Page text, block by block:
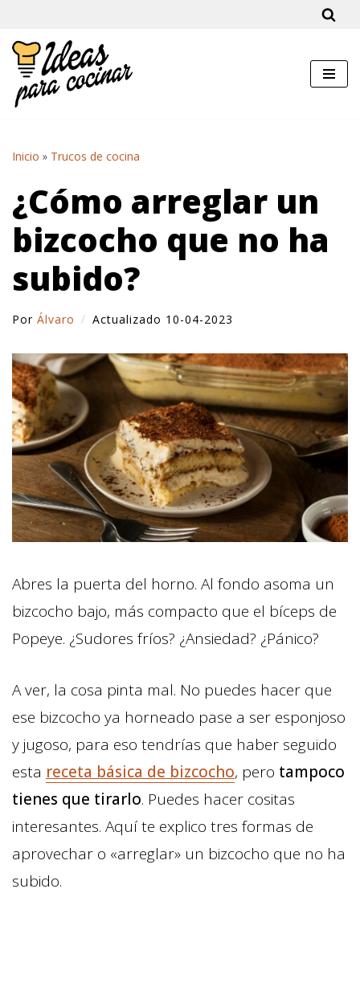
Saltar
al
contenido
Inicio » Trucos de cocina
¿Cómo arreglar un
bizcocho que no ha
subido?
Por Álvaro Actualizado 10-04-2023
Abres la puerta del horno. Al fondo asoma un
bizcocho bajo, más compacto que el bíceps de
Popeye. ¿Sudores fríos? ¿Ansiedad? ¿Pánico?
A ver, la cosa pinta mal. No puedes hacer que
ese bizcocho ya horneado pase a ser esponjoso
y jugoso, para eso tendrías que haber seguido
esta receta básica de bizcocho, pero tampoco
tienes que tirarlo. Puedes hacer cositas
interesantes. Aquí te explico tres formas de
aprovechar o «arreglar» un bizcocho que no ha
subido.